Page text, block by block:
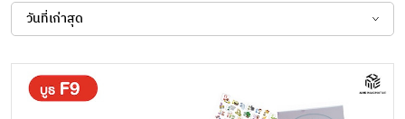
วันที่เก่าสุด